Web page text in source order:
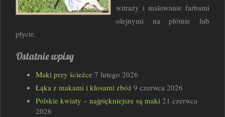
witraży i malowanie farbami
olejnymi na płótnie lub
płycie.
Ostatnie wpisy
Maki przy ścieżce 7 lutego 2026
Łąka z makami i kłosami zbóż 9 czerwca 2026
Polskie kwiaty – najpiękniejsze są maki 21 czerwca
2026